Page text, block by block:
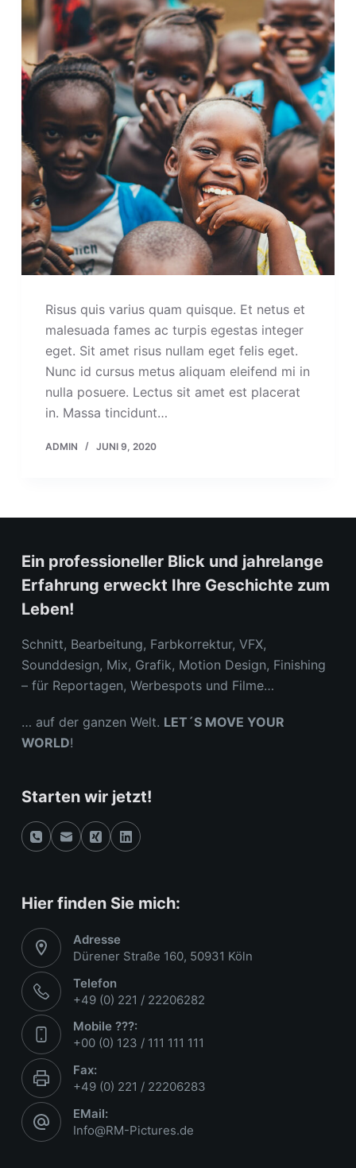
Risus quis varius quam quisque. Et netus et
malesuada fames ac turpis egestas integer
eget. Sit amet risus nullam eget felis eget.
Nunc id cursus metus aliquam eleifend mi in
nulla posuere. Lectus sit amet est placerat
in. Massa tincidunt…
ADMIN JUNI 9, 2020
Ein professioneller Blick und jahrelange
Erfahrung erweckt Ihre Geschichte zum
Leben!
Schnitt, Bearbeitung, Farbkorrektur, VFX,
Sounddesign, Mix, Grafik, Motion Design, Finishing
– für Reportagen, Werbespots und Filme…
… auf der ganzen Welt. LET´S MOVE YOUR
WORLD!
Starten wir jetzt!
Hier finden Sie mich:
Adresse
Dürener Straße 160, 50931 Köln
Telefon
+49 (0) 221 / 22206282
Mobile ???:
+00 (0) 123 / 111 111 111
Fax:
+49 (0) 221 / 22206283
EMail:
Info@RM-Pictures.de